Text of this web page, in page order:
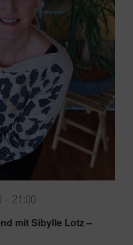
mit Sibylle Lotz –
- 21:00